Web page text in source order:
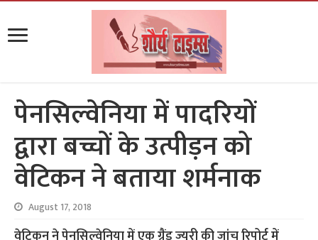
पेनसिल्वेनिया में पादरियों
द्वारा बच्चों के उत्पीड़न को
वेटिकन ने बताया शर्मनाक
August 17, 2018